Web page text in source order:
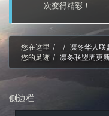
次变得精彩！
您在这里 Home凛冬华人联
您的足迹
凛冬联盟周更
侧边栏